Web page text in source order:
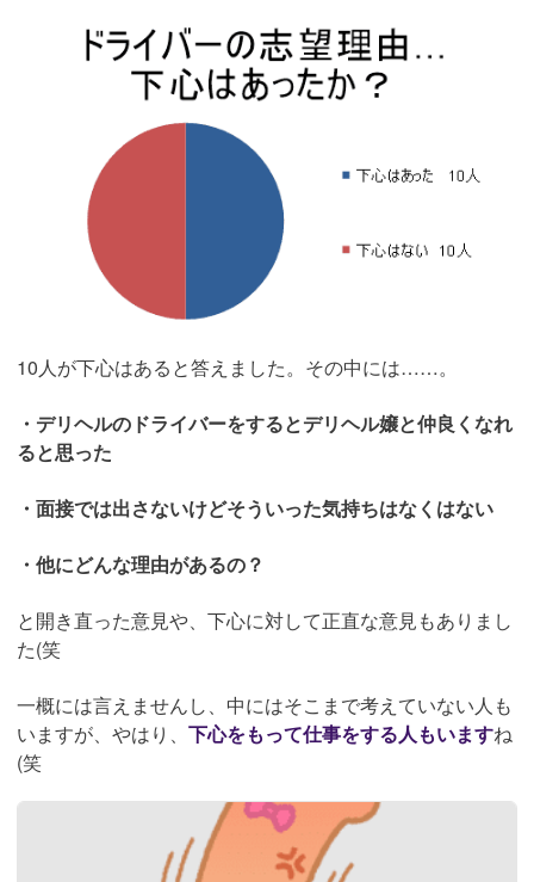
10人が下心はあると答えました。その中には……。
・デリヘルのドライバーをするとデリヘル嬢と仲良くなれ
ると思った
・面接では出さないけどそういった気持ちはなくはない
・他にどんな理由があるの？
と開き直った意見や、下心に対して正直な意見もありまし
た(笑
一概には言えませんし、中にはそこまで考えていない人も
いますが、やはり、 下心をもって仕事をする人もいますね
(笑